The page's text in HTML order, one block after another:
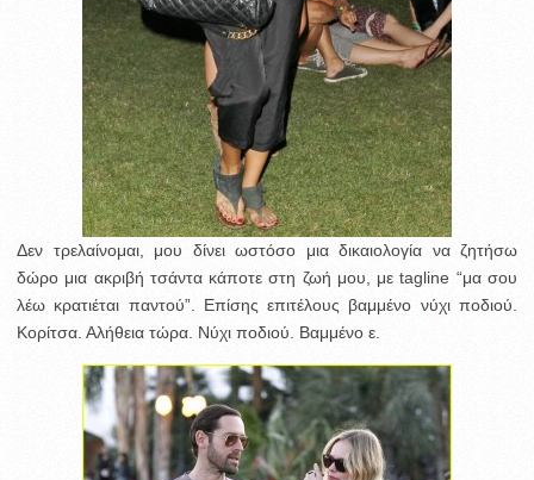
Δεν τρελαίνομαι, μου δίνει ωστόσο μια δικαιολογία να ζητήσω
δώρο μια ακριβή τσάντα κάποτε στη ζωή μου, με tagline “μα σου
λέω κρατιέται παντού”. Επίσης επιτέλους βαμμένο νύχι ποδιού.
Κορίτσα. Αλήθεια τώρα. Νύχι ποδιού. Βαμμένο ε.